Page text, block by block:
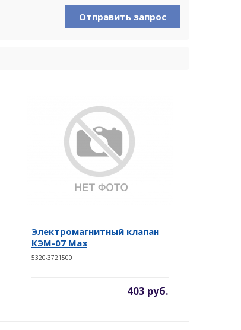
Отправить запрос
Электромагнитный клапан
КЭМ-07 Маз
5320-3721500
403 руб.